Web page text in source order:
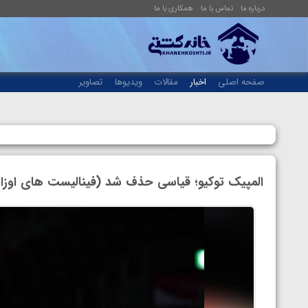
درباره ما تماس با ما همکاری با ما
صفحه اصلی اخبار مقالات ویدیوها تصاویر
المپیک توکیو؛ قیاسی حذف شد (فینالیست های اوزان ۶۵ و ۹۷